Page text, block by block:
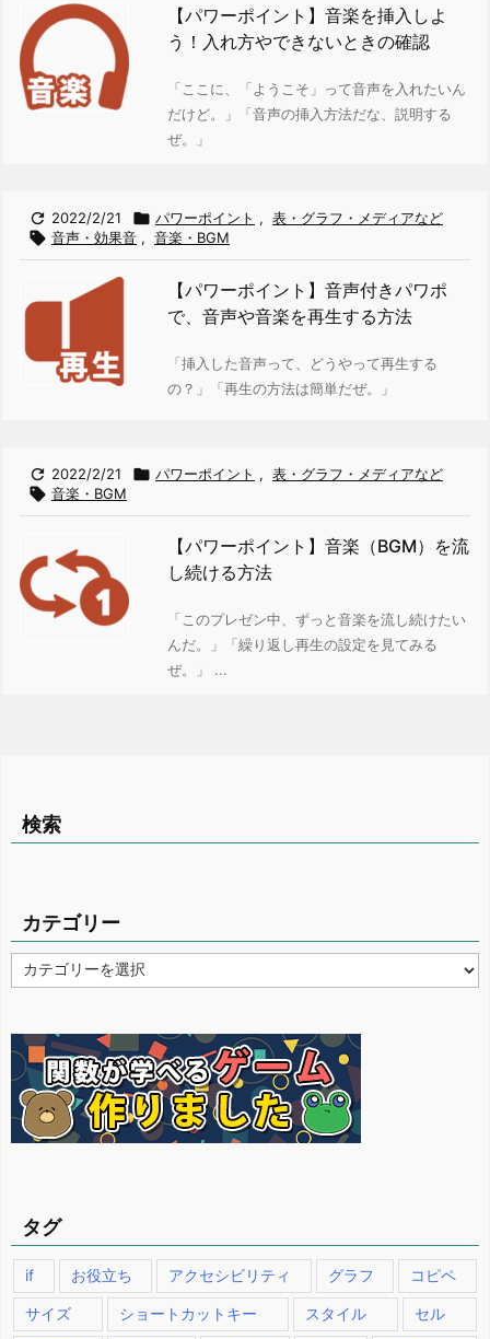
【パワーポイント】音楽を挿入しよ
う！入れ方やできないときの確認
「ここに、「ようこそ」って音声を入れたいん
だけど。」
「音声の挿入方法だな、説明する
ぜ。」
 2022/2/21  パワーポイント , 表・グラフ・メディアなど
 音声・効果音 , 音楽・BGM
【パワーポイント】音声付きパワポ
で、音声や音楽を再生する方法
「挿入した音声って、どうやって再生する
の？」
「再生の方法は簡単だぜ。」
 2022/2/21  パワーポイント , 表・グラフ・メディアなど
 音楽・BGM
【パワーポイント】音楽（BGM）を流
し続ける方法
「このプレゼン中、ずっと音楽を流し続けたい
んだ。」
「繰り返し再生の設定を見てみる
ぜ。」 ...
検索
カテゴリー
テ
ー
タグ
if お役立ち アクセシビリティ グラフ コピペ
サイズ ショートカットキー スタイル セル